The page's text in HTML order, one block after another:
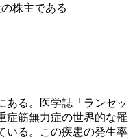
株主である
ある。医学誌「ランセッ
症筋無力症の世界的な罹
いる。この疾患の発生率